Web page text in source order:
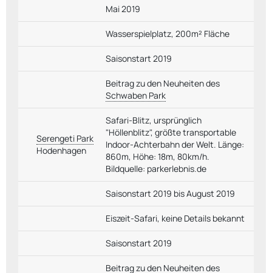
Mai 2019
Wasserspielplatz, 200m² Fläche
Saisonstart 2019
Beitrag zu den Neuheiten des
Schwaben Park
Serengeti Park
Hodenhagen
Safari-Blitz, ursprünglich
"Höllenblitz", größte transportable
Indoor-Achterbahn der Welt. Länge:
860m, Höhe: 18m, 80km/h.
Bildquelle: parkerlebnis.de
Saisonstart 2019 bis August 2019
Eiszeit-Safari, keine Details bekannt
Saisonstart 2019
Beitrag zu den Neuheiten des